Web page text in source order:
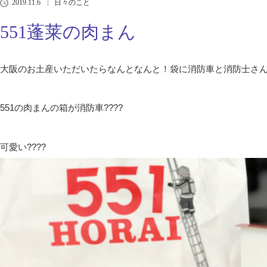
2019.11.6 日々のこと
551蓬莱の肉まん
大阪のお土産いただいたらなんとなんと！袋に消防車と消防士さ
551の肉まんの箱が消防車????
可愛い????